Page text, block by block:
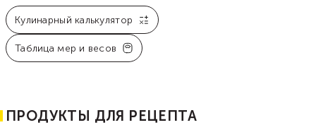
Кулинарный калькулятор
Таблица мер и весов
ПРОДУКТЫ ДЛЯ РЕЦЕПТА